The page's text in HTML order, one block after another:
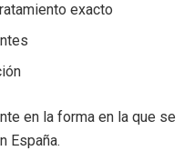
exacto
en la forma en la que se
España.